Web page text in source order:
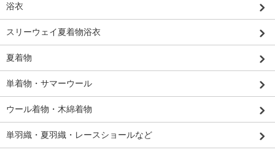
浴衣
スリーウェイ夏着物浴衣
夏着物
単着物・サマーウール
ウール着物・木綿着物
単羽織・夏羽織・レースショールなど